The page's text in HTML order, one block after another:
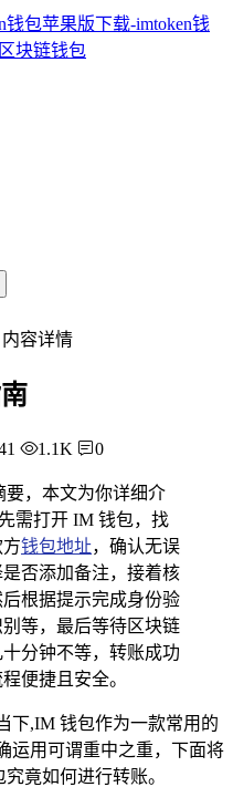
内容详情
1.1K 0
要，本文为你详细介
需打开 IM 钱包，找
钱包地址，确认无误
否添加备注，接着核
根据提示完成身份验
等，最后等待区块链
分钟不等，转账成功
便捷且安全。
下,IM 钱包作为一款常用的
运用可谓重中之重，下面将
竟如何进行转账。